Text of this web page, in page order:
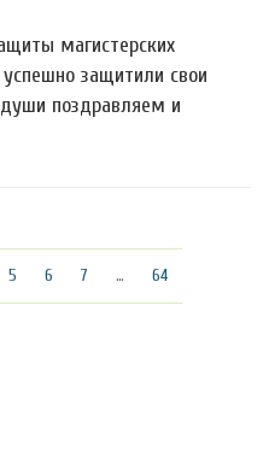
магистерских
защитили свои
поздравляем и
5 6 7 … 64